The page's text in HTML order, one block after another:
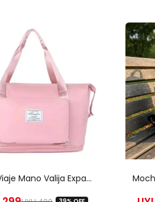
Bolso Viaje Mano Valija Expansible Plegable Impermeable – Uh